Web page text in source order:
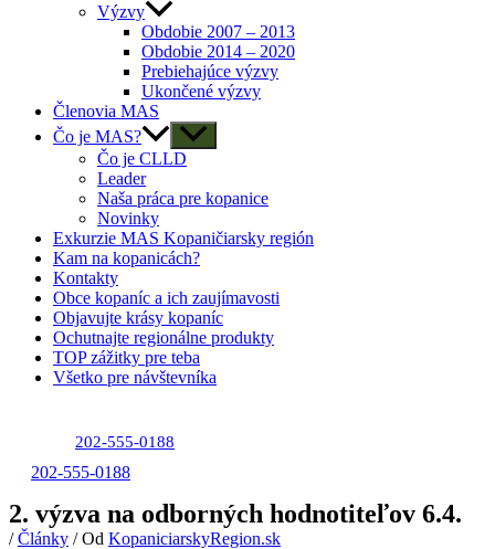
Výzvy
Obdobie 2007 – 2013
Obdobie 2014 – 2020
Prebiehajúce výzvy
Ukončené výzvy
Členovia MAS
Čo je MAS?
Čo je CLLD
Leader
Naša práca pre kopanice
Novinky
Exkurzie MAS Kopaničiarsky región
Kam na kopanicách?
Kontakty
Obce kopaníc a ich zaujímavosti
Objavujte krásy kopaníc
Ochutnajte regionálne produkty
TOP zážitky pre teba
Všetko pre návštevníka
202-555-0188
202-555-0188
2. výzva na odborných hodnotiteľov 6.4.
/Články / Od KopaniciarskyRegion.sk